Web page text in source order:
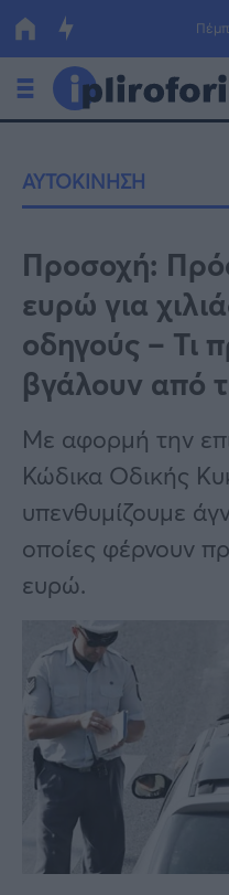
Οικονομία
Πολιτική
Τράπεζες
Επιδοτήσεις
ΕΣΠΑ
Κόσμος
Lifestyle
Αθλητικά
Υγεία
Γυναίκα
Καιρός
ΑΥΤΟΚΙΝΗΣΗ
Προσοχή:
ευρώ για
οδηγούς – Τι
βγάλουν από
Με αφορμή την
Κώδικα Οδικής
υπενθυμίζουμε
οποίες φέρνουν
ευρώ.